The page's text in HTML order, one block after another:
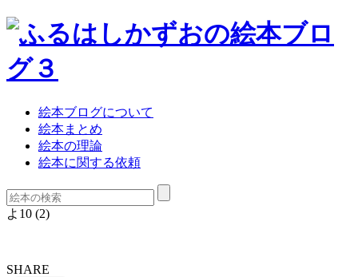
絵本ブログについて
絵本まとめ
絵本の理論
絵本に関する依頼
よ10 (2)
SHARE